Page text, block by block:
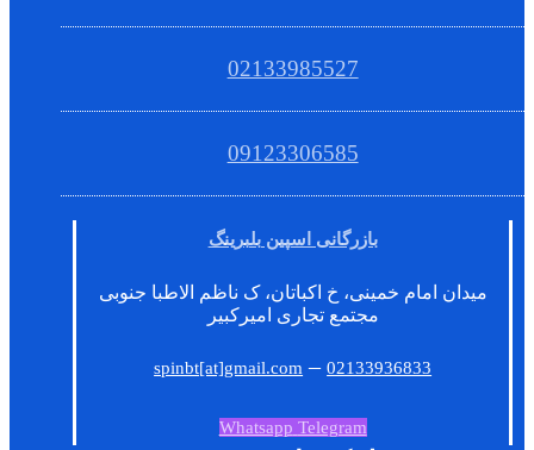
02133985527
09123306585
بازرگانی اسپین بلبرینگ
میدان امام خمینی، خ اکباتان، ک ناظم الاطبا جنوبی
مجتمع تجاری امیرکبیر
spinbt[at]gmail.com –02133936833
Whatsapp Telegram